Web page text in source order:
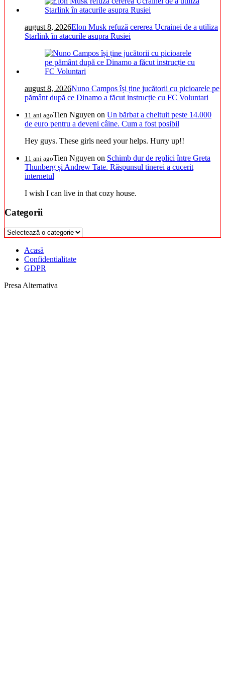
august 8, 2026Elon Musk refuză cererea Ucrainei de a utiliza
Starlink în atacurile asupra Rusiei
august 8, 2026Nuno Campos își ține jucătorii cu picioarele pe
pământ după ce Dinamo a făcut instrucție cu FC Voluntari
11 ani agoTien Nguyen on Un bărbat a cheltuit peste 14.000
de euro pentru a deveni câine. Cum a fost posibil
Hey guys. These girls need your helps. Hurry up!!
11 ani agoTien Nguyen on Schimb dur de replici între Greta
Thunberg și Andrew Tate. Răspunsul tinerei a cucerit
internetul
I wish I can live in that cozy house.
Categorii
Categorii
Acasă
Confidentialitate
GDPR
Presa Alternativa